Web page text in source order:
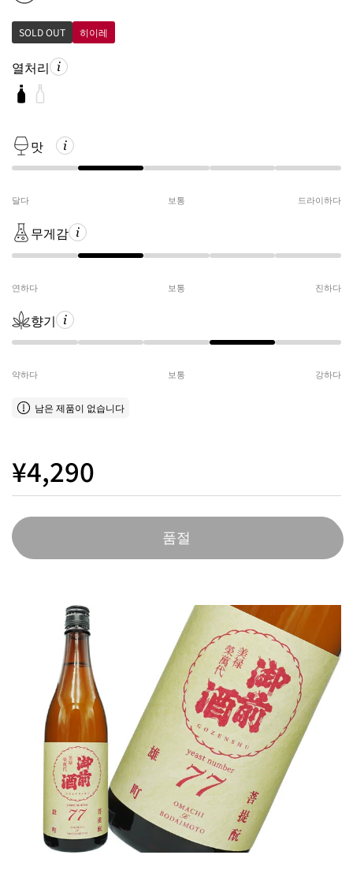
SOLD OUT 히이레
열처리
맛
달다 보통 드라이하다
무게감
연하다 보통 진하다
향기
약하다 보통 강하다
남은 제품이 없습니다
¥4,290
품절